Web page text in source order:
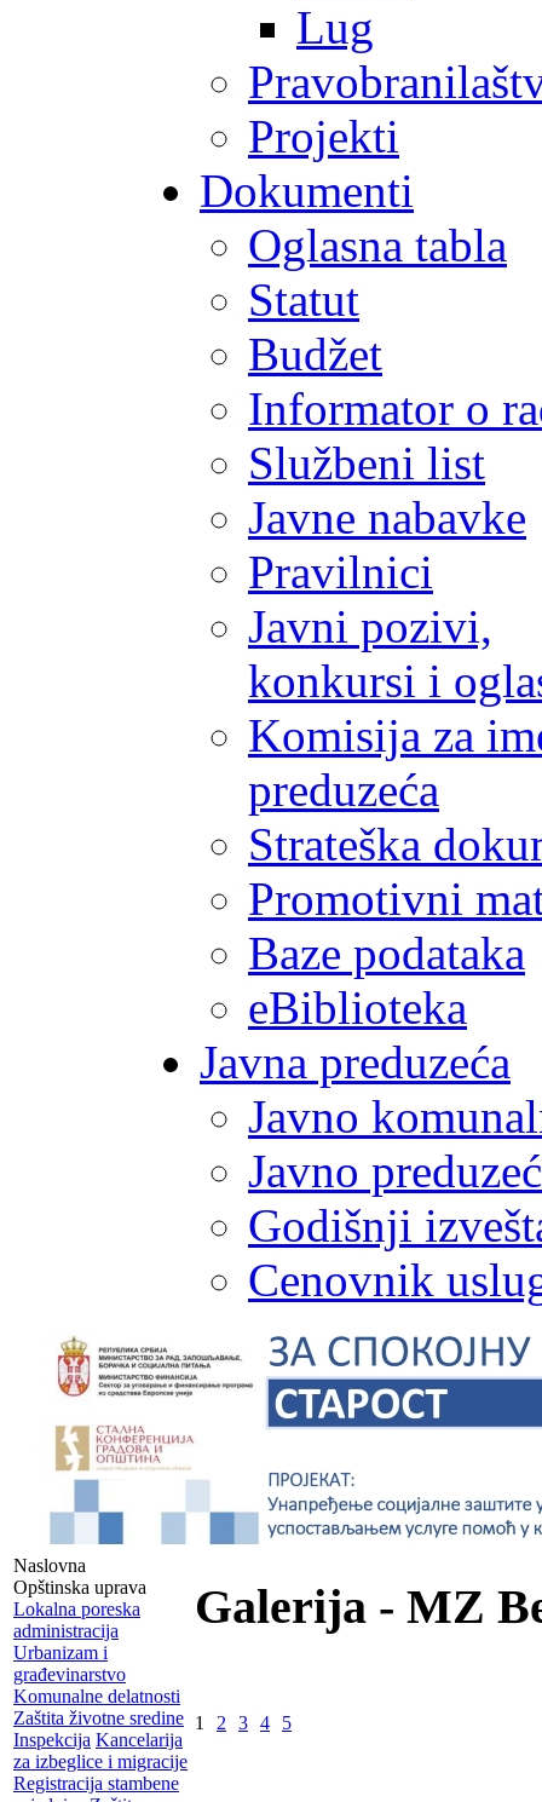
Lug
Projekti
Dokumenti
Oglasna tabla
Statut
Budžet
Informator o
Službeni list
Javne nabavke
Pravilnici
Javni pozivi,
konkursi i
Komisija za
preduzeća
Strateška
Promotivni
Baze podataka
eBiblioteka
Javna preduzeća
Javno
Javno
Godišnji
Cenovnik
Naslovna
Opštinska uprava
Lokalna poreska
administracija
Urbanizam i
građevinarstvo
Komunalne delatnosti
Zaštita životne sredine
Inspekcija Kancelarija
za izbeglice i migracije
Registracija stambene
Galerija - MZ
1 2 3 4 5